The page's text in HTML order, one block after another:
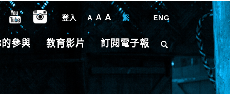
登入 A A A 繁 ENG
參與 教育影片 訂閱電子報